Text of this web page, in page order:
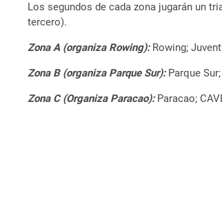
Los segundos de cada zona jugarán un
tercero).
Zona A (organiza Rowing): Rowing;
Zona B (organiza Parque Sur): Parque
Zona C (Organiza Paracao):Paracao;